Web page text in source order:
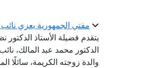
مفتي الجمهورية يعزي
يتقدم فضيلة الأستاذ
الدكتور محمد عبد المالك،
والدة زوجته الكريمة، سائلًا